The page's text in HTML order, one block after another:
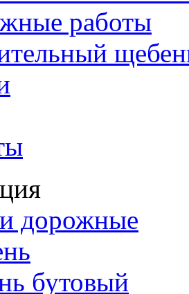
работы
дорожные
бутовый